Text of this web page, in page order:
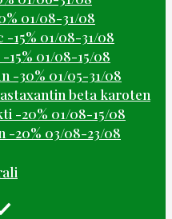
01/08-31/08
15% 01/08-31/08
01/08-15/08
-30% 01/05-31/08
beta karoten
-20% 01/08-15/08
-20% 03/08-23/08